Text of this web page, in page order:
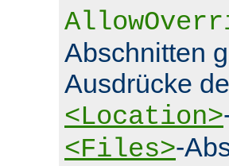
Abschnitten
Ausdrücke
<Location>
<Files>-